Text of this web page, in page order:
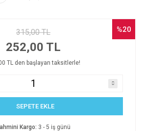
%20
315,00 TL
252,00 TL
TL den başlayan taksitlerle!
SEPETE EKLE
Kargo: 3 - 5 iş günü